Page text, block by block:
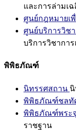
และการล่ามเ
ศูนย์กฎหมายเ
ศูนย์บริการวิช
บริการวิชากา
พิพิธภัณฑ์
นิทรรศสถาน
พิพิธภัณฑ์ชลทั
พิพิธภัณฑ์พระ
ราชฐาน